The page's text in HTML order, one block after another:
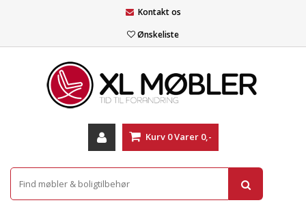
Kontakt os
Ønskeliste
Kurv 0Varer 0,-